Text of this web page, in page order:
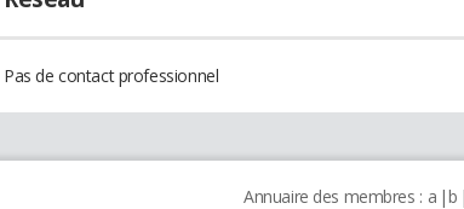
Pas de contact professionnel
Annuaire des membres : a b